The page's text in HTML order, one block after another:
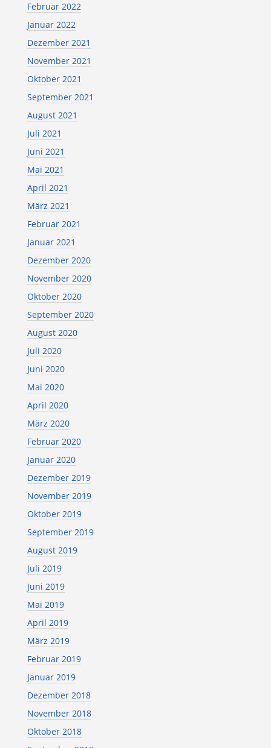
Februar 2022
Januar 2022
Dezember 2021
November 2021
Oktober 2021
September 2021
August 2021
Juli 2021
Juni 2021
Mai 2021
April 2021
März 2021
Februar 2021
Januar 2021
Dezember 2020
November 2020
Oktober 2020
September 2020
August 2020
Juli 2020
Juni 2020
Mai 2020
April 2020
März 2020
Februar 2020
Januar 2020
Dezember 2019
November 2019
Oktober 2019
September 2019
August 2019
Juli 2019
Juni 2019
Mai 2019
April 2019
März 2019
Februar 2019
Januar 2019
Dezember 2018
November 2018
Oktober 2018